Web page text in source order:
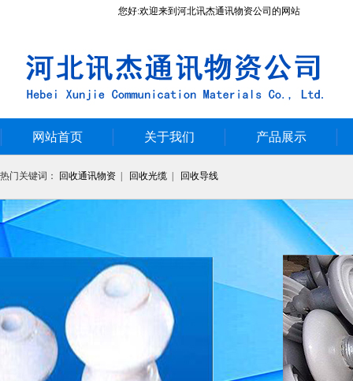
您好:欢迎来到河北讯杰通讯物资公司的网站
网站首页 关于我们 产品展示
热门关键词： 回收通讯物资 回收光缆 回收导线